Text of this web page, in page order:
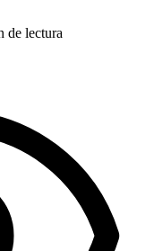
de lectura